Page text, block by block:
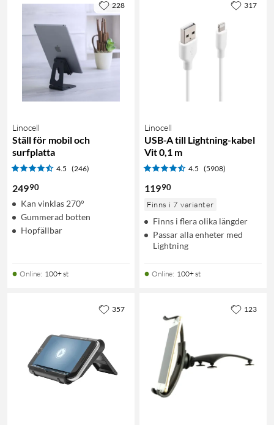
Linocell
Ställ för mobil och
surfplatta
4.5 (246)
24990
Kan vinklas 270°
Gummerad botten
Hopfällbar
Online: 100+ st
228
Linocell
USB-A till Lightning-kabel
Vit 0,1 m
4.5 (5908)
11990
Finns i 7 varianter
Finns i flera olika längder
Passar alla enheter med
Lightning
Online: 100+ st
317
357 123